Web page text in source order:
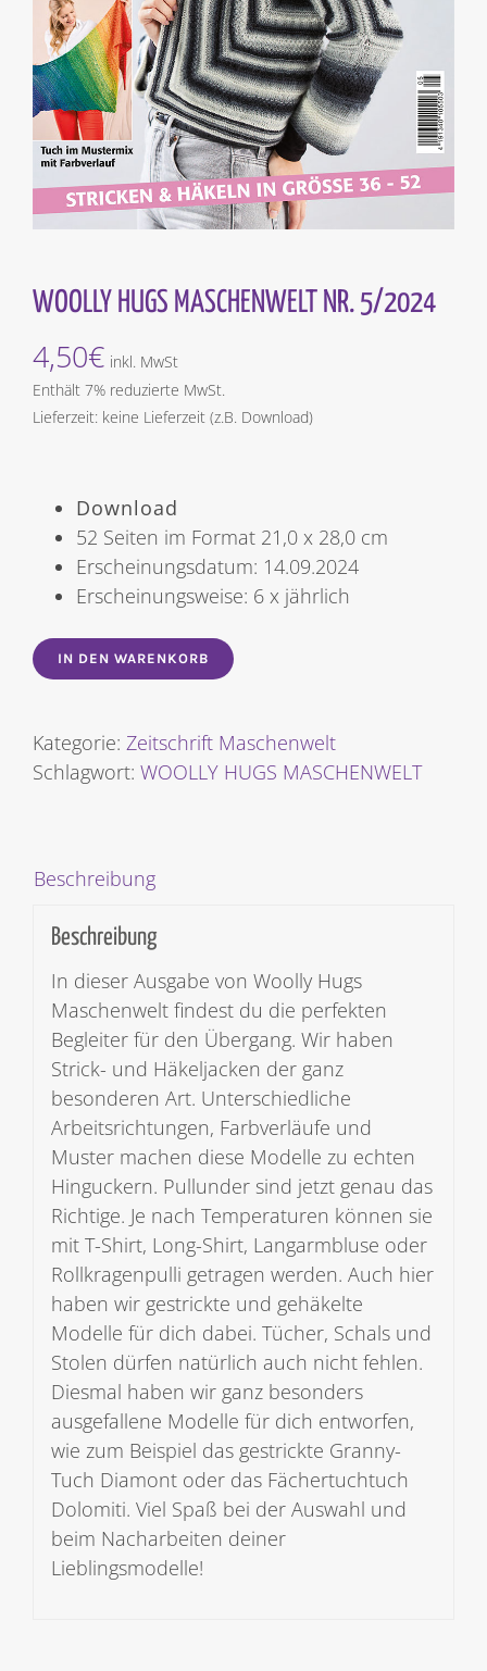
WOOLLY HUGS MASCHENWELT NR. 5/2024
4,50€ inkl. MwSt
Enthält 7% reduzierte MwSt.
Lieferzeit: keine Lieferzeit (z.B. Download)
Download
52 Seiten im Format 21,0 x 28,0 cm
Erscheinungsdatum: 14.09.2024
Erscheinungsweise: 6 x jährlich
IN DEN WARENKORB
Kategorie: Zeitschrift Maschenwelt
Schlagwort: WOOLLY HUGS MASCHENWELT
Beschreibung
Beschreibung
In dieser Ausgabe von Woolly Hugs
Maschenwelt findest du die perfekten
Begleiter für den Übergang. Wir haben
Strick- und Häkeljacken der ganz
besonderen Art. Unterschiedliche
Arbeitsrichtungen, Farbverläufe und
Muster machen diese Modelle zu echten
Hinguckern. Pullunder sind jetzt genau das
Richtige. Je nach Temperaturen können sie
mit T-Shirt, Long-Shirt, Langarmbluse oder
Rollkragenpulli getragen werden. Auch hier
haben wir gestrickte und gehäkelte
Modelle für dich dabei. Tücher, Schals und
Stolen dürfen natürlich auch nicht fehlen.
Diesmal haben wir ganz besonders
ausgefallene Modelle für dich entworfen,
wie zum Beispiel das gestrickte Granny-
Tuch Diamont oder das Fächertuchtuch
Dolomiti. Viel Spaß bei der Auswahl und
beim Nacharbeiten deiner
Lieblingsmodelle!